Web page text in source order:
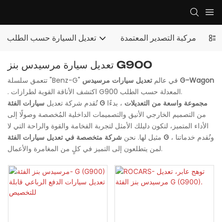
تعديل السيارة حسب الطلب مركبة التصدير المعتمدة
تعديل سيارة مرسيدس بنز G900
تتعمق سلسلة "Benz-G" في عالم تعديل سيارات مرسيدس G-Wagon
. اكتشف الأناقة القوية لطرازات G900 المعدلة حسب الطلب.
تُقدم شركة تعديل
سيارات الفئة G مجموعة واسعة من التعديلات ، بدءًا
من التصميم الخارجي الأنيق والتصميمات الداخلية المُخصصة وصولًا إلى
الأداء المتميز، لتكون دليلك الأمثل لتجربة الفخامة والقوة والراحة التي لا
مثيل لها. نحن شركة متخصصة في تعديل سيارات الفئة G ، ونُقدم خدماتنا
لمن يتطلعون إلى التميز في كلٍ من المغامرة والأعمال.